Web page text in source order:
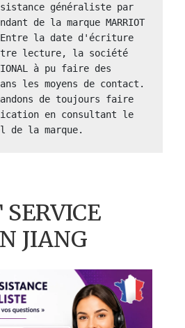
généraliste par
de la marque MARRIOT
Entre la date d'écriture
lecture, la société
à pu faire des
les moyens de contact.
de toujours faire
en consultant le
la marque.
JIANG